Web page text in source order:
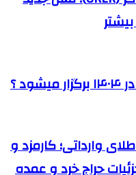
؟
وارداتی؛ کارمزد و
حراج خرد و عمده